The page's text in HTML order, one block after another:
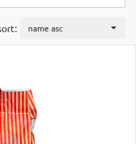
name asc